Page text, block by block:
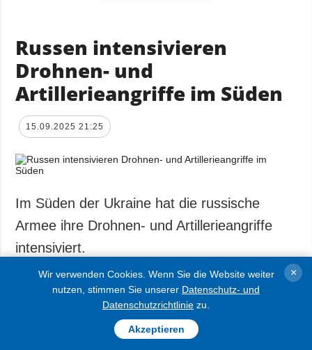
Russen intensivieren
Drohnen- und
Artillerieangriffe im Süden
15.09.2025 21:25
Im Süden der Ukraine hat die russische
Armee ihre Drohnen- und Artillerieangriffe
intensiviert.
Das teilte der Sprecher des Einsatzkommandos
„Süd“ Wladyslaw Woloschyn im ukrainischen
Wir verwenden Cookies. Wenn Sie die Website weiter
nutzen, stimmen Sie unserer Datenschutz- und
Datenschutzrichtlinie zu.
Akzeptieren
×